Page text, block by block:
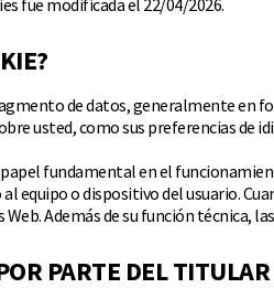
fue modificada el 22/04/2026.
de datos, generalmente en
usted, como sus preferencias de
papel fundamental en el
al equipo o dispositivo del usuario.
Además de su función técnica,
PARTE DEL